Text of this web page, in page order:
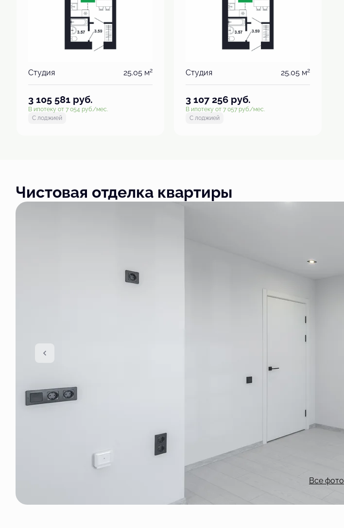
Студия 25.05 м2
3 105 581 руб.
В ипотеку от 7 054 руб./мес.
С лоджией
Студия 25.05 м2
3 107 256 руб.
В ипотеку от 7 057 руб./мес.
С лоджией
Чистовая отделка квартиры
Все фото